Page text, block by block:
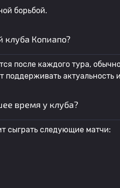
борьбой.
клуба Копиапо?
после каждого тура,
поддерживать актуальность
время у клуба?
сыграть следующие матчи: